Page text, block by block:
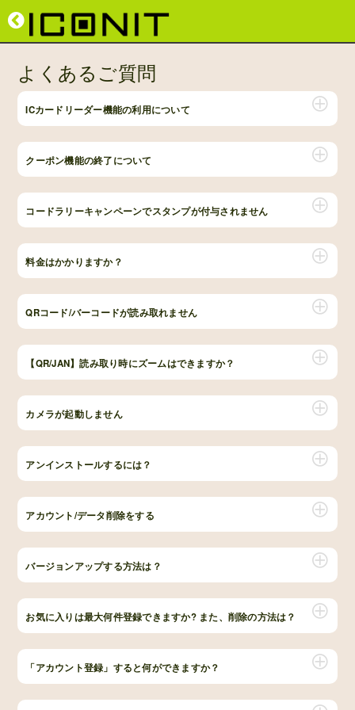
よくあるご質問
ICカードリーダー機能の利用について
クーポン機能の終了について
コードラリーキャンペーンでスタンプが付与されません
料金はかかりますか？
QRコード/バーコードが読み取れません
【QR/JAN】読み取り時にズームはできますか？
カメラが起動しません
アンインストールするには？
アカウント/データ削除をする
バージョンアップする方法は？
お気に入りは最大何件登録できますか? また、削除の方法は？
「アカウント登録」すると何ができますか？